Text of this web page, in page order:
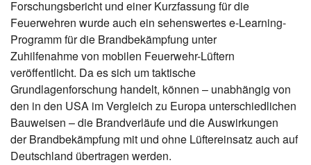
Forschungsbericht und einer Kurzfassung für die
Feuerwehren wurde auch ein sehenswertes e-Learning-
Programm für die Brandbekämpfung unter
Zuhilfenahme von mobilen Feuerwehr-Lüftern
veröffentlicht. Da es sich um taktische
Grundlagenforschung handelt, können – unabhängig von
den in den USA im Vergleich zu Europa unterschiedlichen
Bauweisen – die Brandverläufe und die Auswirkungen
der Brandbekämpfung mit und ohne Lüftereinsatz auch auf
Deutschland übertragen werden.